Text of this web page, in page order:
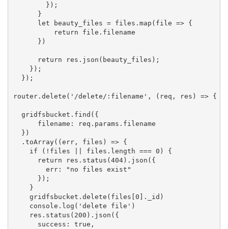
        });
      }
      let beauty_files = files.map(file => {
          return file.filename
      })
      return res.json(beauty_files);
    });
  });
router.delete('/delete/:filename', (req, res) => {
  gridfsbucket.find({
      filename: req.params.filename
  })
  .toArray((err, files) => {
    if (!files || files.length === 0) {
      return res.status(404).json({
        err: "no files exist"
      });
    }
    gridfsbucket.delete(files[0]._id)
    console.log('delete file')
    res.status(200).json({
      success: true,